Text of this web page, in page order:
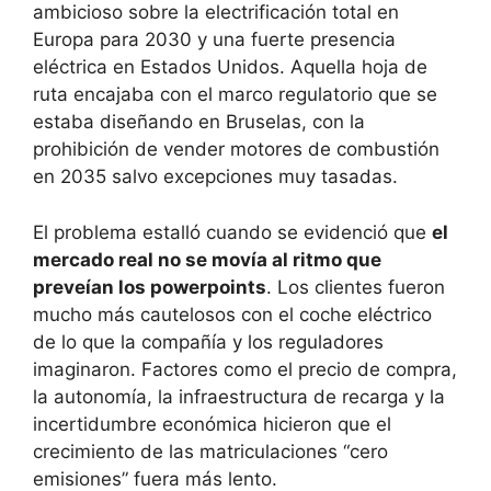
ambicioso sobre la electrificación total en
Europa para 2030 y una fuerte presencia
eléctrica en Estados Unidos. Aquella hoja de
ruta encajaba con el marco regulatorio que se
estaba diseñando en Bruselas, con la
prohibición de vender motores de combustión
en 2035 salvo excepciones muy tasadas.
El problema estalló cuando se evidenció que el
mercado real no se movía al ritmo que
preveían los powerpoints. Los clientes fueron
mucho más cautelosos con el coche eléctrico
de lo que la compañía y los reguladores
imaginaron. Factores como el precio de compra,
la autonomía, la infraestructura de recarga y la
incertidumbre económica hicieron que el
crecimiento de las matriculaciones “cero
emisiones” fuera más lento.